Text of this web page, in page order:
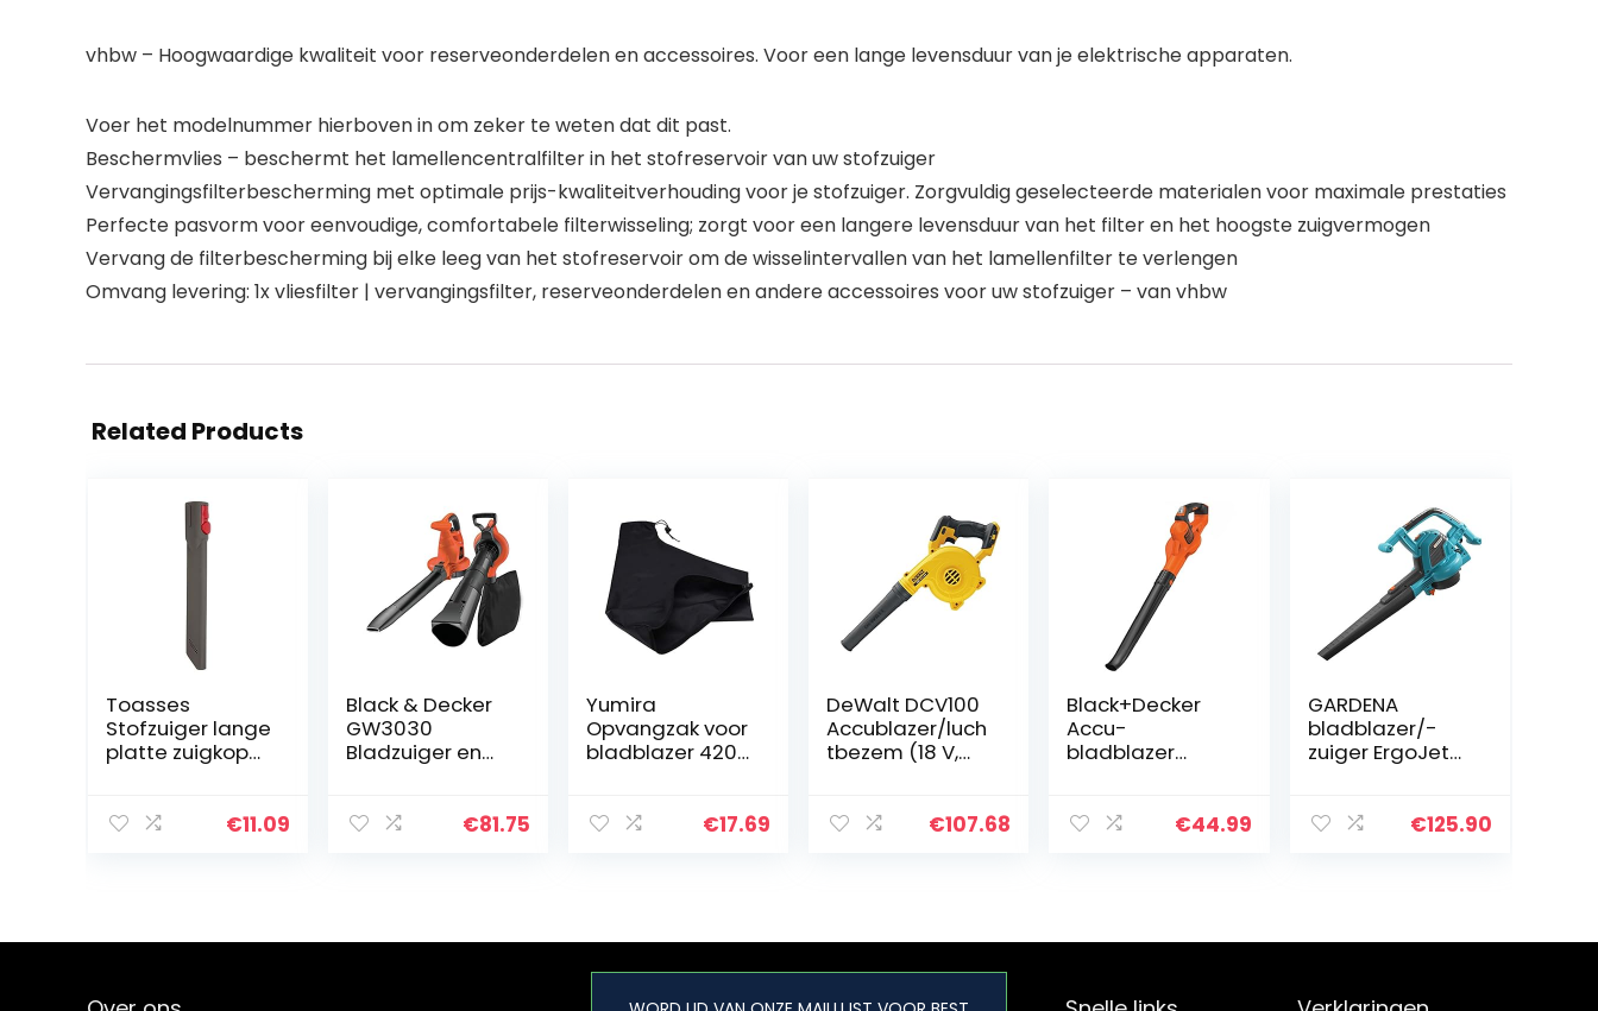
vhbw – Hoogwaardige kwaliteit voor reserveonderdelen en accessoires. Voor een lange levensduur van je elektrische apparaten.
Voer het modelnummer hierboven in om zeker te weten dat dit past.
Beschermvlies – beschermt het lamellencentralfilter in het stofreservoir van uw stofzuiger
Vervangingsfilterbescherming met optimale prijs-kwaliteitverhouding voor je stofzuiger. Zorgvuldig geselecteerde materialen voor maximale prestaties
Perfecte pasvorm voor eenvoudige, comfortabele filterwisseling; zorgt voor een langere levensduur van het filter en het hoogste zuigvermogen
Vervang de filterbescherming bij elke leeg van het stofreservoir om de wisselintervallen van het lamellenfilter te verlengen
Omvang levering: 1x vliesfilter | vervangingsfilter, reserveonderdelen en andere accessoires voor uw stofzuiger – van vhbw
Related Products
Toasses
Stofzuiger lange
platte zuigkop
accessoire-€11.09
Black & Decker
GW3030
Bladzuiger en
50 L ppvangzak
€81.75
Yumira
Opvangzak voor
bladblazer 420D
met ritssluiting,
€17.69
DeWalt DCV100
Accublazer/luch
tbezem (18 V,
drie-traps€107.68
Black+Decker
Accu-
bladblazer
km/u
€44.99
GARDENA
bladblazer/-
zuiger ErgoJet
zuiger met€125.90